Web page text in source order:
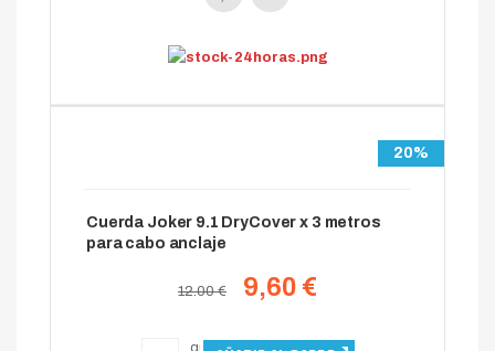
20%
Cuerda Joker 9.1 DryCover x 3 metros
para cabo anclaje
12.00 € 9,60 €